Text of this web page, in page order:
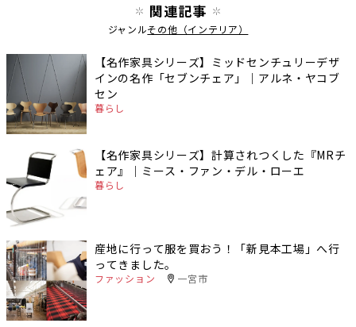
関連記事
ジャンルその他（インテリア）
【名作家具シリーズ】ミッドセンチュリーデザ
インの名作「セブンチェア」｜アルネ・ヤコブ
セン
暮らし
【名作家具シリーズ】計算されつくした『MRチ
ェア』｜ミース・ファン・デル・ローエ
暮らし
産地に行って服を買おう！「新見本工場」へ行
ってきました。
ファッション 一宮市